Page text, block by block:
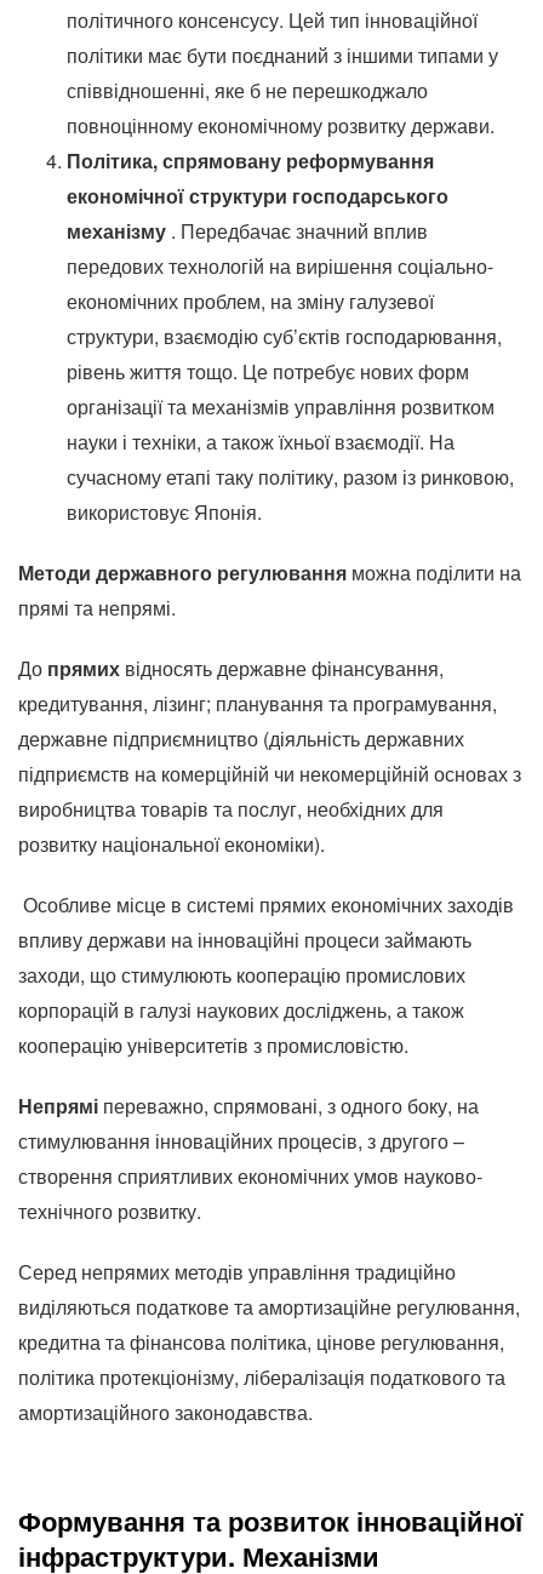
політичного консенсусу. Цей тип інноваційної
політики має бути поєднаний з іншими типами у
співвідношенні, яке б не перешкоджало
повноцінному економічному розвитку держави.
Політика, спрямовану реформування
економічної структури господарського
механізму . Передбачає значний вплив
передових технологій на вирішення соціально-
економічних проблем, на зміну галузевої
структури, взаємодію суб’єктів господарювання,
рівень життя тощо. Це потребує нових форм
організації та механізмів управління розвитком
науки і техніки, а також їхньої взаємодії. На
сучасному етапі таку політику, разом із ринковою,
використовує Японія.
Методи державного регулювання можна поділити на
прямі та непрямі.
До прямих відносять державне фінансування,
кредитування, лізинг; планування та програмування,
державне підприємництво (діяльність державних
підприємств на комерційній чи некомерційній основах з
виробництва товарів та послуг, необхідних для
розвитку національної економіки).
Особливе місце в системі прямих економічних заходів
впливу держави на інноваційні процеси займають
заходи, що стимулюють кооперацію промислових
корпорацій в галузі наукових досліджень, а також
кооперацію університетів з промисловістю.
Непрямі переважно, спрямовані, з одного боку, на
стимулювання інноваційних процесів, з другого –
створення сприятливих економічних умов науково-
технічного розвитку.
Серед непрямих методів управління традиційно
виділяються податкове та амортизаційне регулювання,
кредитна та фінансова політика, цінове регулювання,
політика протекціонізму, лібералізація податкового та
амортизаційного законодавства.
Формування та розвиток інноваційної
інфраструктури. Механізми